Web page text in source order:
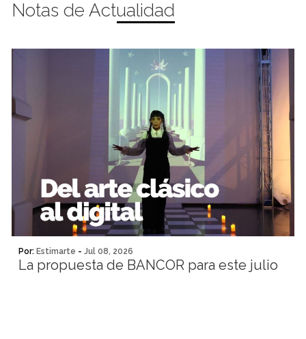
Notas de Actualidad
Por: Estimarte - Jul 08, 2026
La propuesta de BANCOR para este julio